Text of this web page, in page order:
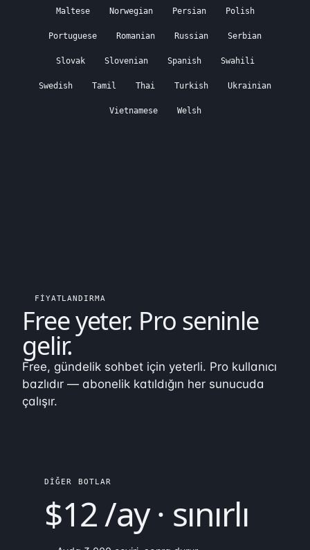
Maltese Norwegian Persian Polish
Portuguese Romanian Russian Serbian
Slovak Slovenian Spanish Swahili
Swedish Tamil Thai Turkish Ukrainian
Vietnamese Welsh
FIYATLANDIRMA
Free yeter. Pro seninle
gelir.
Free, gündelik sohbet için yeterli. Pro kullanıcı
bazlıdır — abonelik katıldığın her sunucuda
çalışır.
DIĞER BOTLAR
$12 /ay · sınırlı